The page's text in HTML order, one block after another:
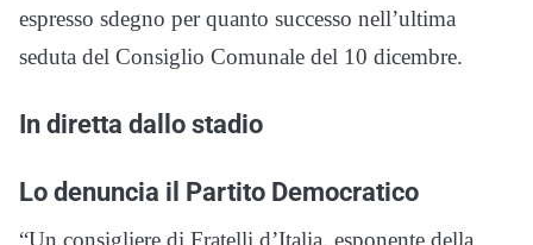
espresso sdegno per quanto successo nell’ultima
seduta del Consiglio Comunale del 10 dicembre.
In diretta dallo stadio
Lo denuncia il Partito Democratico
“Un consigliere di Fratelli d’Italia, esponente della